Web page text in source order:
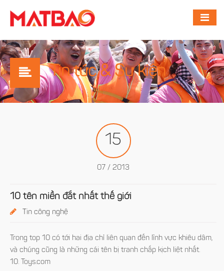
Tin tức & Sự kiện
15
07 / 2013
10 tên miền đắt nhất thế giới
Tin công nghệ
Trong top 10 có tới hai địa chỉ liên quan đến lĩnh vực khiêu dâm,
và chúng cũng là những cái tên bị tranh chấp kịch liệt nhất.
10. Toys.com